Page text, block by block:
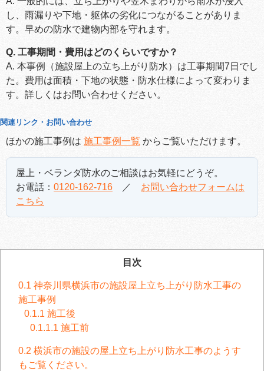
し、雨漏りや下地・躯体の劣化につながることがありま
す。早めの防水で建物内部を守れます。
Q. 工事期間・費用はどのくらいですか？
A. 本事例（施設屋上の立ち上がり防水）は工事期間7日でし
た。費用は面積・下地の状態・防水仕様によって変わりま
す。詳しくはお問い合わせください。
関連リンク・お問い合わせ
ほかの施工事例は 施工事例一覧 からご覧いただけます。
屋上・ベランダ防水のご相談はお気軽にどうぞ。
お電話： 0120-162-716 ／ お問い合わせフォームは
こちら
目次
0.1 神奈川県横浜市の施設屋上立ち上がり防水工事の
施工事例
0.1.1 施工後
0.1.1.1 施工前
0.2 横浜市の施設の屋上立ち上がり防水工事のようす
もご覧ください。